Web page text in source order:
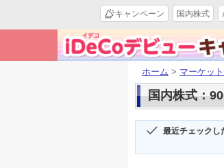
キャンペーン 国内株式
ホーム > マーケッ
国内株式：
最近チェックし